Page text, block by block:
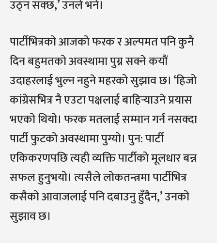
उठ्न सक्छ,’ उनले भने।
पार्टीभित्रको आजको फरक र अल्पमत पनि कुनै
दिन बहुमतको अवस्थामा पुग्न सक्ने कयौं
उदाहरलाई भुल्न नहुने महरको सुझाव छ। ‘हिजो
कांग्रेसभित्र नै एउटा पक्षलाई बाहिर्‍याउने प्रयास
भएको थियो। फरक मतलाई सम्मान गर्न नसक्दा
पार्टी फुटको अवस्थामा पुग्यो। पुन: पार्टी
एकिकरणपछि त्यही व्यक्ति पार्टीको मूलधार बन्न
सफल हुनुभयो। त्यसैले लोकतन्त्रमा पार्टीभित्र
कसैको आवाजलाई पनि दबाउनु हुँदैन,’ उनको
सुझाव छ।